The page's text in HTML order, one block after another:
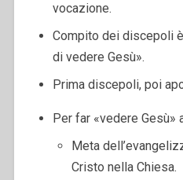
vocazione.
Compito dei discepoli
di vedere Gesù».
Prima discepoli, poi
Per far «vedere Gesù»
Meta
Cristo nella Chiesa.